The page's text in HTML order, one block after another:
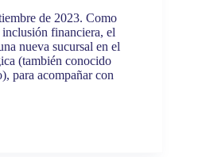
de 2023. Como
financiera, el
nueva sucursal en el
(también conocido
para acompañar con